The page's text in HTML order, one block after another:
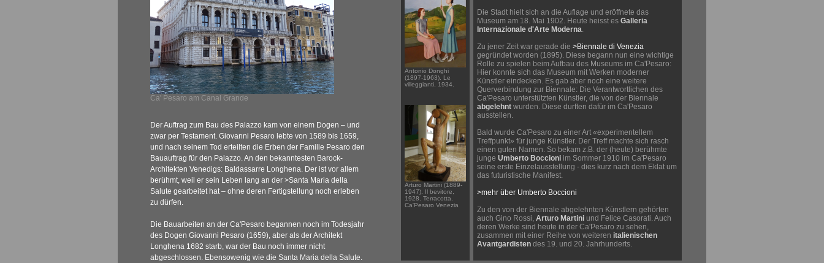
Ca' Pesaro am Canal Grande
Der Auftrag zum Bau des Palazzo kam von einem Dogen – und
zwar per Testament. Giovanni Pesaro lebte von 1589 bis 1659,
und nach seinem Tod erteilten die Erben der Familie Pesaro den
Bauauftrag für den Palazzo. An den bekanntesten Barock-
Architekten Venedigs: Baldassarre Longhena. Der ist vor allem
berühmt, weil er sein Leben lang an der >Santa Maria della
Salute gearbeitet hat – ohne deren Fertigstellung noch erleben
zu dürfen.
Die Bauarbeiten an der Ca'Pesaro begannen noch im Todesjahr
des Dogen Giovanni Pesaro (1659), aber als der Architekt
Longhena 1682 starb, war der Bau noch immer nicht
abgeschlossen. Ebensowenig wie die Santa Maria della Salute.
Antonio Donghi
(1897-1963). Le
villeggianti, 1934.
Arturo Martini (1889-
1947). Il bevitore,
1928. Terracotta.
Ca'Pesaro Venezia
Die Stadt hielt sich an die Auflage und eröffnete das
Museum am 18. Mai 1902. Heute heisst es Galleria
Internazionale d'Arte Moderna.
Zu jener Zeit war gerade die >Biennale di Venezia
gegründet worden (1895). Diese begann nun eine wichtige
Rolle zu spielen beim Aufbau des Museums im Ca'Pesaro:
Hier konnte sich das Museum mit Werken moderner
Künstler eindecken. Es gab aber noch eine weitere
Querverbindung zur Biennale: Die Verantwortlichen des
Ca'Pesaro unterstützten Künstler, die von der Biennale
abgelehnt wurden. Diese durften dafür im Ca'Pesaro
ausstellen.
Bald wurde Ca'Pesaro zu einer Art «experimentellem
Treffpunkt» für junge Künstler. Der Treff machte sich rasch
einen guten Namen. So bekam z.B. der (heute) berühmte
junge Umberto Boccioni im Sommer 1910 im Ca'Pesaro
seine erste Einzelausstellung - dies kurz nach dem Eklat um
das futuristische Manifest.
>mehr über Umberto Boccioni
Zu den von der Biennale abgelehnten Künstlern gehörten
auch Gino Rossi, Arturo Martini und Felice Casorati. Auch
deren Werke sind heute in der Ca'Pesaro zu sehen,
zusammen mit einer Reihe von weiteren italienischen
Avantgardisten des 19. und 20. Jahrhunderts.